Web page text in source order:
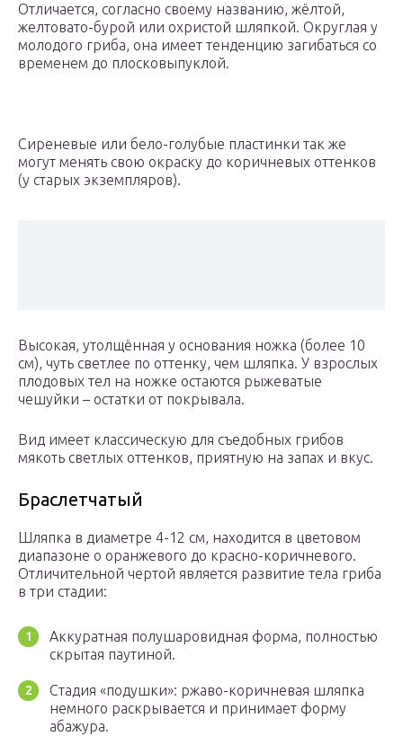
Отличается, согласно своему названию, жёлтой,
желтовато-бурой или охристой шляпкой. Округлая у
молодого гриба, она имеет тенденцию загибаться со
временем до плосковыпуклой.
Сиреневые или бело-голубые пластинки так же
могут менять свою окраску до коричневых оттенков
(у старых экземпляров).
Высокая, утолщённая у основания ножка (более 10
см), чуть светлее по оттенку, чем шляпка. У взрослых
плодовых тел на ножке остаются рыжеватые
чешуйки – остатки от покрывала.
Вид имеет классическую для съедобных грибов
мякоть светлых оттенков, приятную на запах и вкус.
Браслетчатый
Шляпка в диаметре 4-12 см, находится в цветовом
диапазоне о оранжевого до красно-коричневого.
Отличительной чертой является развитие тела гриба
в три стадии:
Аккуратная полушаровидная форма, полностью
скрытая паутиной.
Стадия «подушки»: ржаво-коричневая шляпка
немного раскрывается и принимает форму
абажура.